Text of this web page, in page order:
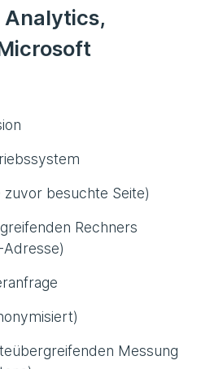
Analytics,
besuchte Seite)
Rechners
Messung